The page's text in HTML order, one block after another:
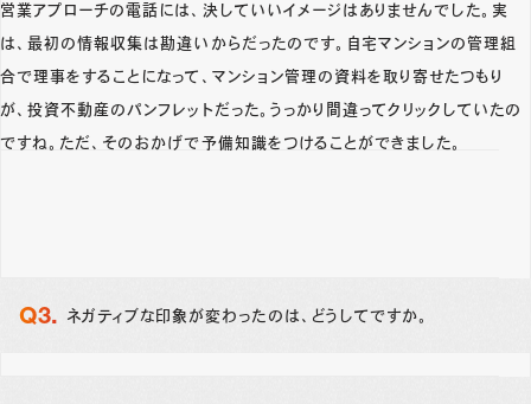
営業アプローチの電話には、決していいイメージはありませんでした。実
は、最初の情報収集は勘違いからだったのです。自宅マンションの管理組
合で理事をすることになって、マンション管理の資料を取り寄せたつもり
が、投資不動産のパンフレットだった。うっかり間違ってクリックしていたの
ですね。ただ、そのおかげで予備知識をつけることができました。
ネガティブな印象が変わったのは、どうしてですか。